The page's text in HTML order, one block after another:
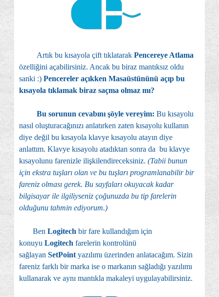
Artık bu kısayola çift tıklatarak Pencereye Atlama
özelliğini açabilirsiniz. Ancak bu biraz mantıksız oldu
sanki :) Pencereler açıkken Masaüstününü açıp bu
kısayola tıklamak biraz saçma olmaz mı?
Bu sorunun cevabını şöyle vereyim: Bu kısayolu
nasıl oluşturacağınızı anlatırken zaten kısayolu kullanın
diye değil bu kısayola klavye kısayolu atayın diye
anlattım. Klavye kısayolu atadıktan sonra da bu klavye
kısayolunu farenizle ilişkilendireceksiniz. (Tabii bunun
için ekstra tuşları olan ve bu tuşları programlanabilir bir
fareniz olması gerek. Bu sayfaları okuyacak kadar
bilgisayar ile ilgiliyseniz çoğunuzda bu tip farelerin
olduğunu tahmin ediyorum.)
Ben Logitech bir fare kullandığım için
konuyu Logitech farelerin kontrolünü
sağlayan SetPoint yazılımı üzerinden anlatacağım. Sizin
fareniz farklı bir marka ise o markanın sağladığı yazılımı
kullanarak ve aynı mantıkla makaleyi uygulayabilirsiniz.